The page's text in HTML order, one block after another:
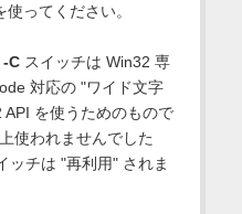
使ってください。
-Cスイッチは Win32 専
対応の "ワイド文字
を使うためのもので
使われませんでした
ッチは "再利用" されま